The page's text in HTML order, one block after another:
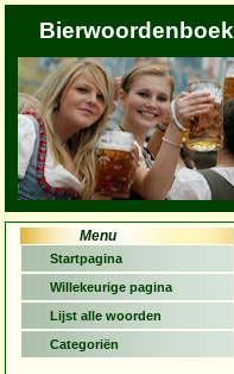
Bierwoordenboek
Menu
Startpagina
Willekeurige pagina
Lijst alle woorden
Categoriën